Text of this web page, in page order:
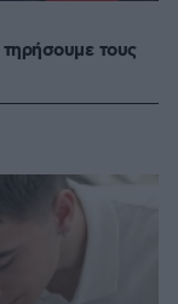
τους